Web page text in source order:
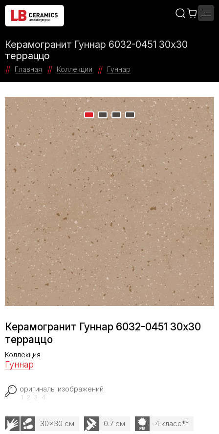
Керамогранит Гуннар 6032-0451 30х30
терраццо
Главная Коллекции Гуннар
Керамогранит Гуннар 6032-0451 30х30
терраццо
Коллекция
Гуннар
оригиналы изображений
1 2 3 4
30x30 см 0.7 см 4 класс**